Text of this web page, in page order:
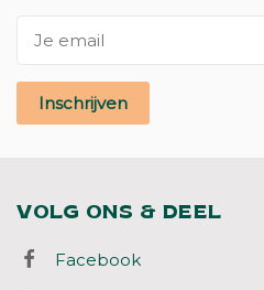
Inschrijven
VOLG ONS & DEEL
Facebook